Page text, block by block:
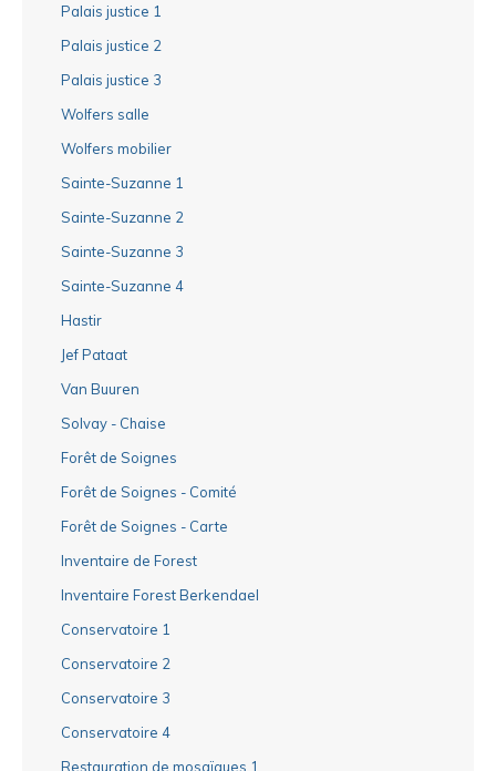
Palais justice 1
Palais justice 2
Palais justice 3
Wolfers salle
Wolfers mobilier
Sainte-Suzanne 1
Sainte-Suzanne 2
Sainte-Suzanne 3
Sainte-Suzanne 4
Hastir
Jef Pataat
Van Buuren
Solvay - Chaise
Forêt de Soignes
Forêt de Soignes - Comité
Forêt de Soignes - Carte
Inventaire de Forest
Inventaire Forest Berkendael
Conservatoire 1
Conservatoire 2
Conservatoire 3
Conservatoire 4
Restauration de mosaïques 1